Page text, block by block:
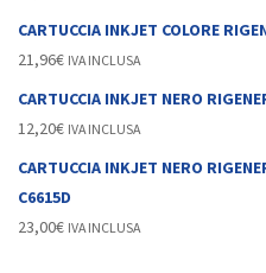
CARTUCCIA INKJET COLORE
21,96€ IVA INCLUSA
CARTUCCIA INKJET NERO
12,20€ IVA INCLUSA
CARTUCCIA INKJET NERO
C6615D
23,00€ IVA INCLUSA